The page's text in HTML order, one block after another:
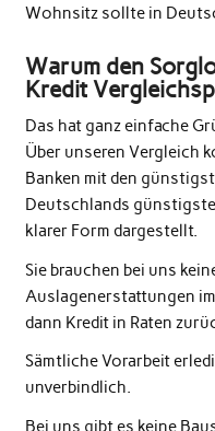
Wohnsitz sollte in
Warum den
Kredit
Das hat ganz einfache
Über unseren Vergleich
Banken mit den
Deutschlands
klarer Form dargestellt.
Sie brauchen bei uns
Auslagenerstattungen
dann Kredit in Raten
Sämtliche Vorarbeit
unverbindlich.
Bei uns gibt es keine